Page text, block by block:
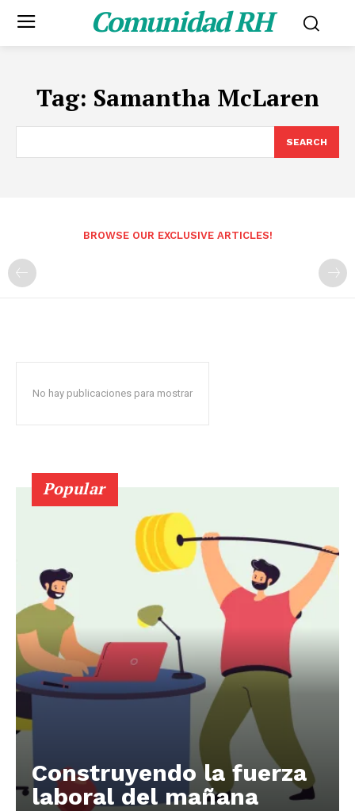
Comunidad RH
Tag: Samantha McLaren
SEARCH
BROWSE OUR EXCLUSIVE ARTICLES!
No hay publicaciones para mostrar
Popular
Construyendo la fuerza
laboral del mañana